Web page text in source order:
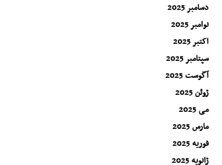
دسامبر 2025
نوامبر 2025
اکتبر 2025
سپتامبر 2025
آگوست 2025
ژوئن 2025
می 2025
مارس 2025
فوریه 2025
ژانویه 2025